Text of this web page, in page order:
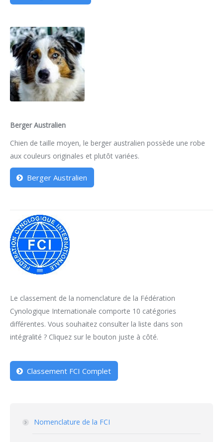
Berger Australien
Chien de taille moyen, le berger australien possède une robe
aux couleurs originales et plutôt variées.
Berger Australien
Le classement de la nomenclature de la Fédération
Cynologique Internationale comporte 10 catégories
différentes. Vous souhaitez consulter la liste dans son
intégralité ? Cliquez sur le bouton juste à côté.
Classement FCI Complet
Nomenclature de la FCI